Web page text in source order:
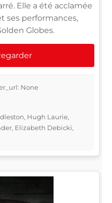
Elle a été acclamée
ses performances,
Globes.
None
Hugh Laurie,
Elizabeth Debicki,